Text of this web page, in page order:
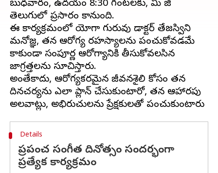
బుధవారం, ఉదయం 8:30 గంటలకు, మీ జీ
తెలుగులో ప్రసారం కానుంది.
ఈ కార్యక్రమంలో యోగా గురువు డాక్టర్​ తేజస్విని
మనోజ్ఞ, తన ఆరోగ్య రహస్యాలను పంచుకోవడమే
కాకుండా సంపూర్ణ ఆరోగ్యానికి తీసుకోవలసిన
జాగ్రత్తలను సూచిస్తారు.
అంతేకాదు, ఆరోగ్యకరమైన జీవనశైలి కోసం తన
దినచర్యను ఎలా ప్లాన్​ చేసుకుంటారో, తన ఆహారపు
Details
ప్రపంచ సంగీత దినోత్సం సందర్భంగా
ప్రత్యేక కార్యక్రమం